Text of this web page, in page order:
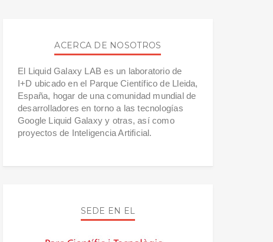
ACERCA DE NOSOTROS
El Liquid Galaxy LAB es un laboratorio de
I+D ubicado en el Parque Científico de Lleida,
España, hogar de una comunidad mundial de
desarrolladores en torno a las tecnologías
Google Liquid Galaxy y otras, así como
proyectos de Inteligencia Artificial.
SEDE EN EL